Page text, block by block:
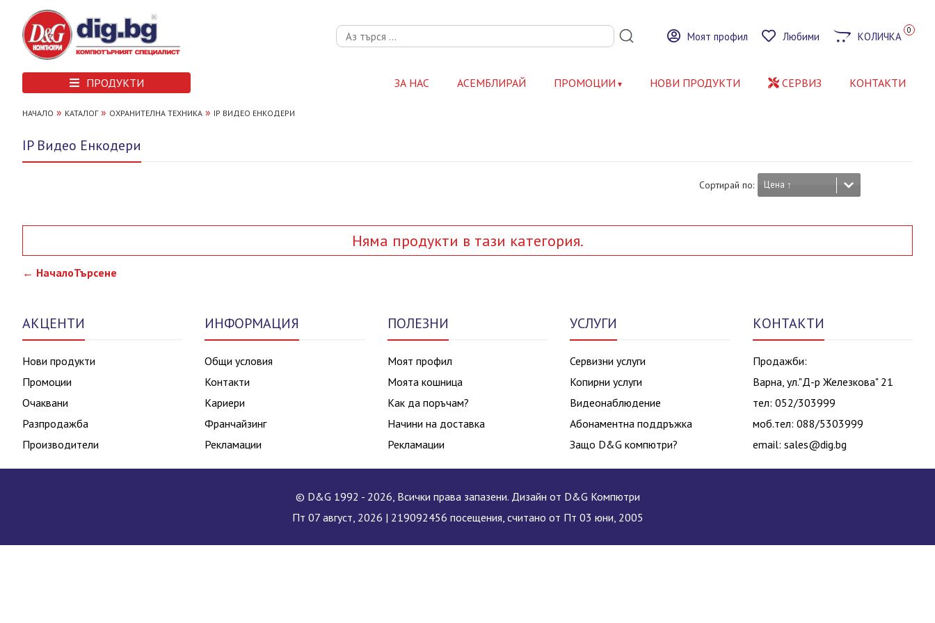
Моят профил Любими КОЛИЧКА 0
ПРОДУКТИ ЗА НАС АСЕМБЛИРАЙ ПРОМОЦИИ НОВИ ПРОДУКТИ СЕРВИЗ КОНТАКТИ
НАЧАЛО » КАТАЛОГ» ОХРАНИТЕЛНА ТЕХНИКА » IP ВИДЕО ЕНКОДЕРИ
IP Видео Енкодери
Сортирай по: Цена ↑
Няма продукти в тази категория.
← НачалоТърсене
АКЦЕНТИ
Нови продукти
Промоции
Очаквани
Разпродажба
Производители
ИНФОРМАЦИЯ
Общи условия
Контакти
Кариери
Франчайзинг
Рекламации
ПОЛЕЗНИ
Моят профил
Моята кошница
Как да поръчам?
Начини на доставка
Рекламации
УСЛУГИ
Сервизни услуги
Копирни услуги
Видеонаблюдение
Абонаментна поддръжка
Защо D&G компютри?
КОНТАКТИ
Продажби:
Варна, ул."Д-р Железкова" 21
тел: 052/303999
моб.тел: 088/5303999
email: sales@dig.bg
© D&G 1992 - 2026, Всички права запазени. Дизайн от D&G Компютри
Пт 07 август, 2026 | 219092456 посещения, считано от Пт 03 юни, 2005